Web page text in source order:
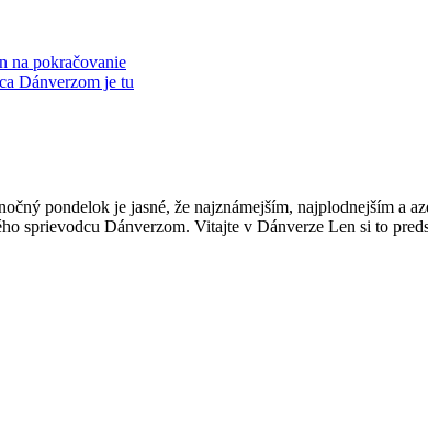
na pokračovanie
Dánverzom je tu
pondelok je jasné, že najznámejším, najplodnejším a
sprievodcu Dánverzom. Vitajte v Dánverze Len si to